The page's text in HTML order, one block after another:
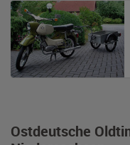
Ostdeutsche